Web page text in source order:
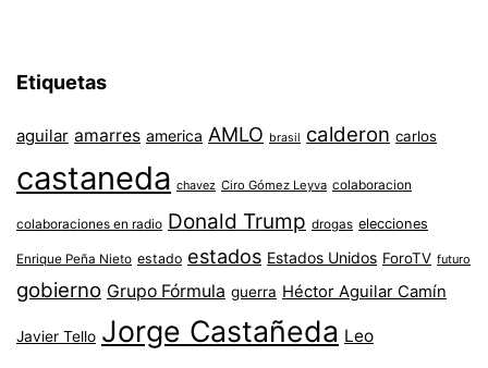
Etiquetas
aguilar amarres america AMLO brasil calderon carlos
castaneda chavez Ciro Gómez Leyva colaboracion
colaboraciones en radio Donald Trump drogas elecciones
Enrique Peña Nieto estado estados Estados Unidos ForoTV futuro
gobierno Grupo Fórmula guerra Héctor Aguilar Camín
Javier Tello Jorge Castañeda Leo